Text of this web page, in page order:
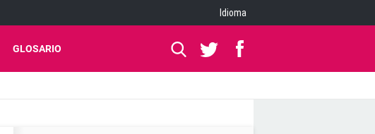
Idioma
GLOSARIO